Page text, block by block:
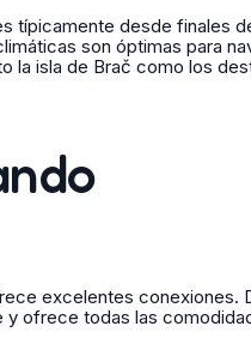
típicamente desde finales
son óptimas para
la isla de Brač como los
excelentes conexiones.
y ofrece todas las